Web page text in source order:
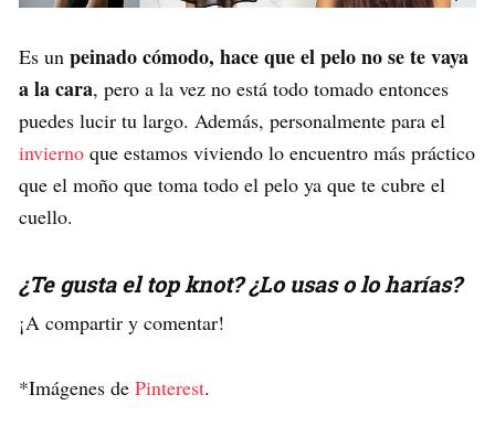
Es un peinado cómodo, hace que el pelo no se te vaya
a la cara, pero a la vez no está todo tomado entonces
puedes lucir tu largo. Además, personalmente para el
invierno que estamos viviendo lo encuentro más práctico
que el moño que toma todo el pelo ya que te cubre el
cuello.
¿Te gusta el top knot? ¿Lo usas o lo harías?
¡A compartir y comentar!
*Imágenes de Pinterest.